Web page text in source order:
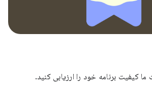
کیفیت برنامه خود را ارزیابی کنید.